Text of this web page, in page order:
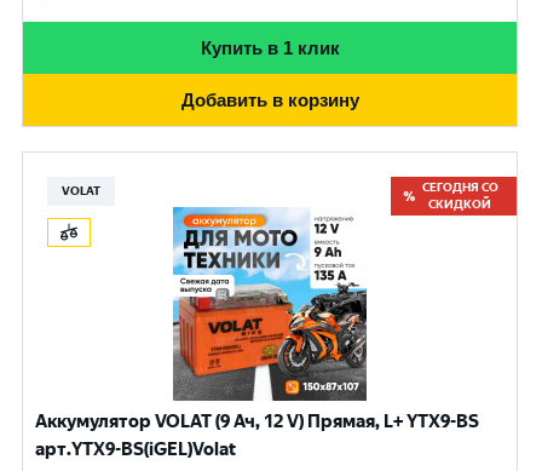
Купить в 1 клик
Добавить в корзину
VOLAT
СЕГОДНЯ СО
СКИДКОЙ
Аккумулятор VOLAT (9 Ач, 12 V) Прямая, L+ YTX9-BS
арт.YTX9-BS(iGEL)Volat